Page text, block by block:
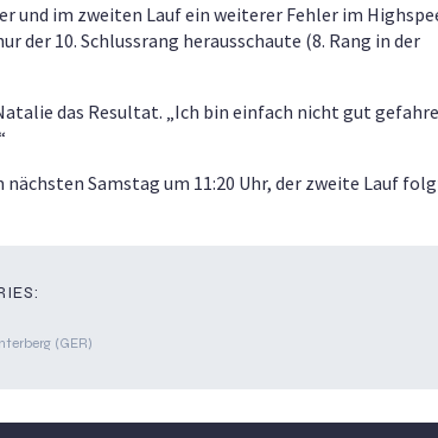
und im zweiten Lauf ein weiterer Fehler im
der 10. Schlussrang herausschaute (8. Rang in der
das Resultat. „Ich bin einfach nicht gut
Samstag um 11:20 Uhr, der zweite Lauf
(GER)